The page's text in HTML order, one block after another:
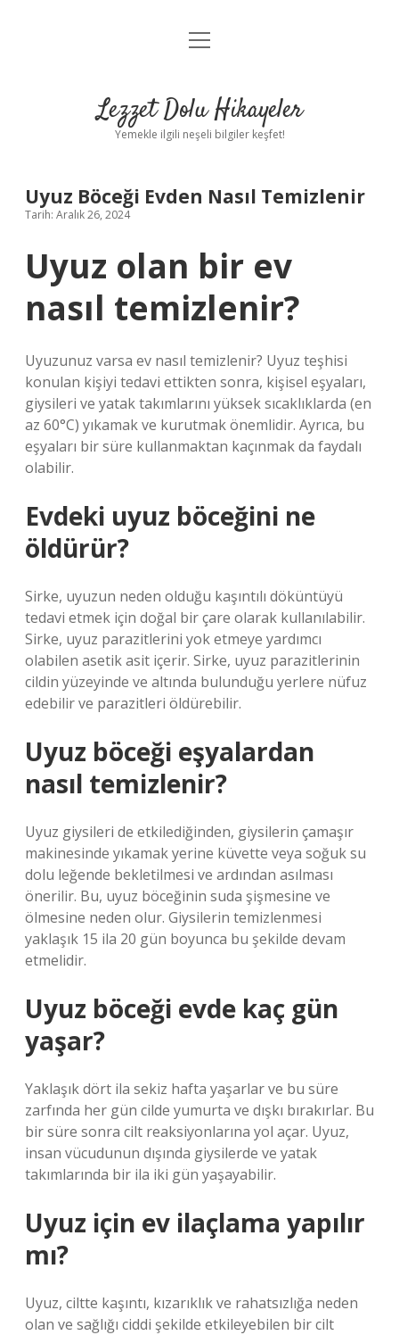
Anasayfa
Yasal Uyarı
menüyü
Lezzet Dolu Hikayeler
Yemekle ilgili neşeli bilgiler keşfet!
Uyuz Böceği Evden Nasıl Temizlenir
Tarih: Aralık 26, 2024
Uyuz olan bir ev
nasıl temizlenir?
Uyuzunuz varsa ev nasıl temizlenir? Uyuz teşhisi
konulan kişiyi tedavi ettikten sonra, kişisel eşyaları,
giysileri ve yatak takımlarını yüksek sıcaklıklarda (en
az 60°C) yıkamak ve kurutmak önemlidir. Ayrıca, bu
eşyaları bir süre kullanmaktan kaçınmak da faydalı
olabilir.
Evdeki uyuz böceğini ne
öldürür?
Sirke, uyuzun neden olduğu kaşıntılı döküntüyü
tedavi etmek için doğal bir çare olarak kullanılabilir.
Sirke, uyuz parazitlerini yok etmeye yardımcı
olabilen asetik asit içerir. Sirke, uyuz parazitlerinin
cildin yüzeyinde ve altında bulunduğu yerlere nüfuz
edebilir ve parazitleri öldürebilir.
Uyuz böceği eşyalardan
nasıl temizlenir?
Uyuz giysileri de etkilediğinden, giysilerin çamaşır
makinesinde yıkamak yerine küvette veya soğuk su
dolu leğende bekletilmesi ve ardından asılması
önerilir. Bu, uyuz böceğinin suda şişmesine ve
ölmesine neden olur. Giysilerin temizlenmesi
yaklaşık 15 ila 20 gün boyunca bu şekilde devam
etmelidir.
Uyuz böceği evde kaç gün
yaşar?
Yaklaşık dört ila sekiz hafta yaşarlar ve bu süre
zarfında her gün cilde yumurta ve dışkı bırakırlar. Bu
bir süre sonra cilt reaksiyonlarına yol açar. Uyuz,
insan vücudunun dışında giysilerde ve yatak
takımlarında bir ila iki gün yaşayabilir.
Uyuz için ev ilaçlama yapılır
mı?
Uyuz, ciltte kaşıntı, kızarıklık ve rahatsızlığa neden
olan ve sağlığı ciddi şekilde etkileyebilen bir cilt